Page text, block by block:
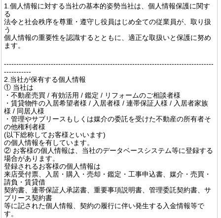
1.個人情報に対する当社の基本的姿勢当社は、個人情報保護に関す
る
法令と社会秩序を尊重・遵守し役員はじめ全ての従業員が、取り扱
う
個人情報の重要性を認識するとともに、適正な取扱いと保護に努め
ます。
-------------------------------------------------------------------------------------
-----------
2.当社が保有する個人情報
① 当社は
・不動産売買 / 有効活用 / 鑑定 / リフォームのご相談者様
・賃貸物件の入居希望者様 / 入居者様 / 連帯保証人様 / 入居者家族
様 / 同居人様
・管理やサブリースもしくは媒介の委託を受けた不動産の所有者そ
の他権利者様
(以下総称してお客様といいます)
の個人情報を有しています。
② お客様の個人情報は、当社のデータベースシステム等に登録する
場合があります。
登録されるお客様の個人情報は
来店受付票、入居・購入・売却・鑑定・工事申込書、媒介・売買・
請負・賃貸借
契約書、連帯保証人承諾書、重要事項説明書、管理委託契約書、サ
ブリース契約書
等に記された個人情報、契約の履行に伴い発生する入金情報等で
す。